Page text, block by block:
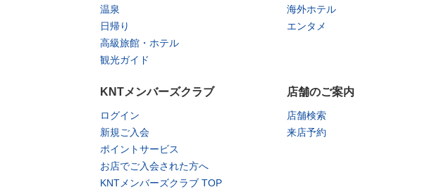
温泉
日帰り
高級旅館・ホテル
観光ガイド
海外ホテル
エンタメ
KNTメンバーズクラブ
ログイン
新規ご入会
ポイントサービス
お店でご入会された方へ
KNTメンバーズクラブ TOP
店舗のご案内
店舗検索
来店予約